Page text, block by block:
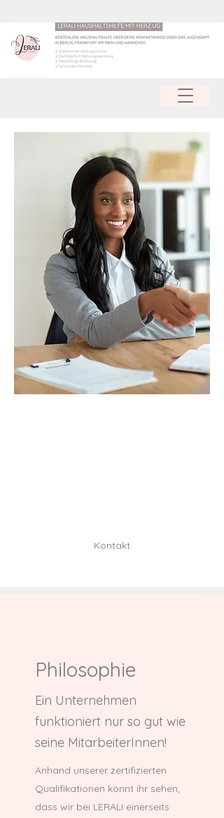
Kontakt
Philosophie
Ein Unternehmen
funktioniert nur so gut wie
seine MitarbeiterInnen!
Anhand unserer zertifizierten
Qualifikationen könnt ihr sehen,
dass wir bei LERALI einerseits